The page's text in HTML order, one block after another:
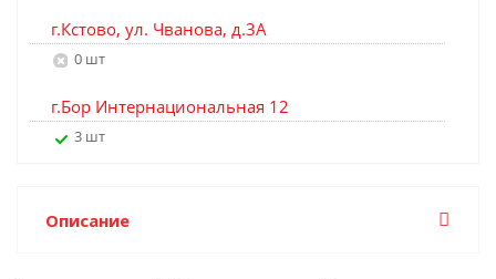
г.Кстово, ул. Чванова, д.3А
0 шт
г.Бор Интернациональная 12
3 шт
Описание